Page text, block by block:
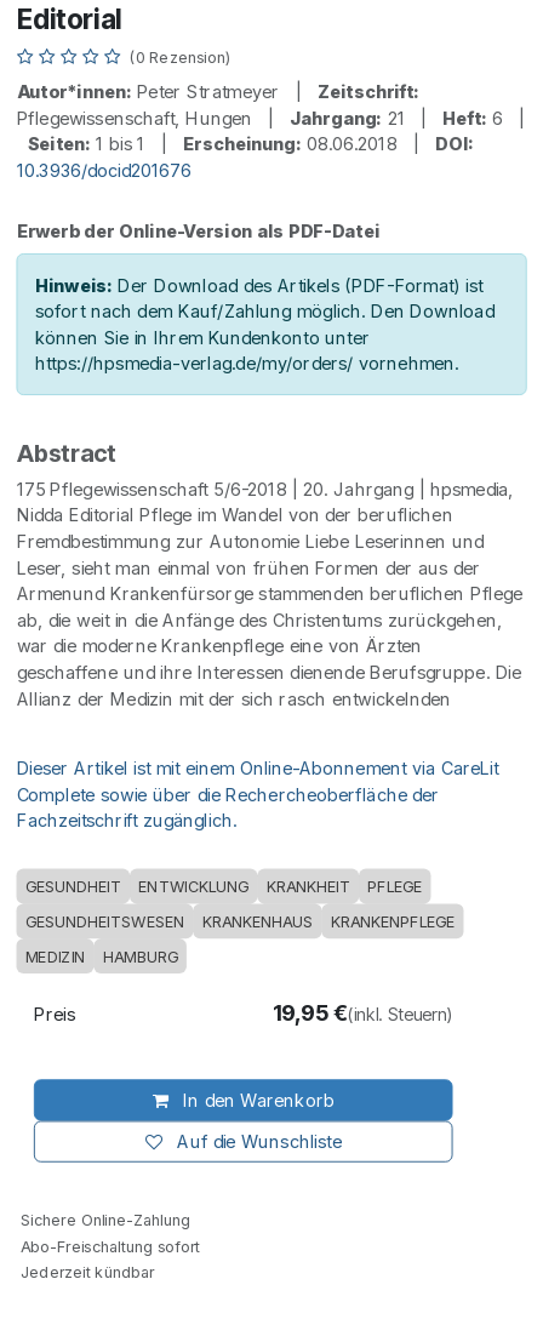
Editorial
(0 Rezension)
Autor*innen: Peter Stratmeyer | Zeitschrift:
Pflegewissenschaft, Hungen | Jahrgang: 21 | Heft: 6 |
Seiten: 1 bis 1 | Erscheinung: 08.06.2018 | DOI:
10.3936/docid201676
Erwerb der Online-Version als PDF-Datei
Hinweis: Der Download des Artikels (PDF-Format) ist
sofort nach dem Kauf/Zahlung möglich. Den Download
können Sie in Ihrem Kundenkonto unter
https://hpsmedia-verlag.de/my/orders/ vornehmen.
Abstract
175 Pflegewissenschaft 5/6-2018 | 20. Jahrgang | hpsmedia,
Nidda Editorial Pflege im Wandel von der beruflichen
Fremdbestimmung zur Autonomie Liebe Leserinnen und
Leser, sieht man einmal von frühen Formen der aus der
Armenund Krankenfürsorge stammenden beruflichen Pflege
ab, die weit in die Anfänge des Christentums zurückgehen,
war die moderne Krankenpflege eine von Ärzten
geschaffene und ihre Interessen dienende Berufsgruppe. Die
Allianz der Medizin mit der sich rasch entwickelnden
Dieser Artikel ist mit einem Online-Abonnement via CareLit
Complete sowie über die Rechercheoberfläche der
Fachzeitschrift zugänglich.
GESUNDHEIT ENTWICKLUNG KRANKHEIT
PFLEGE
GESUNDHEITSWESEN
KRANKENHAUS KRANKENPFLEGE
MEDIZIN HAMBURG
In den Warenkorb
Auf die Wunschliste
Preis 19,95€(inkl. Steuern)
Sichere Online-Zahlung
Abo-Freischaltung sofort
Jederzeit kündbar